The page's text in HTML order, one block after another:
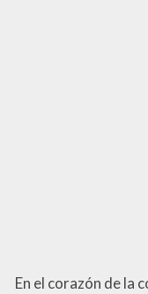
En el corazón de la